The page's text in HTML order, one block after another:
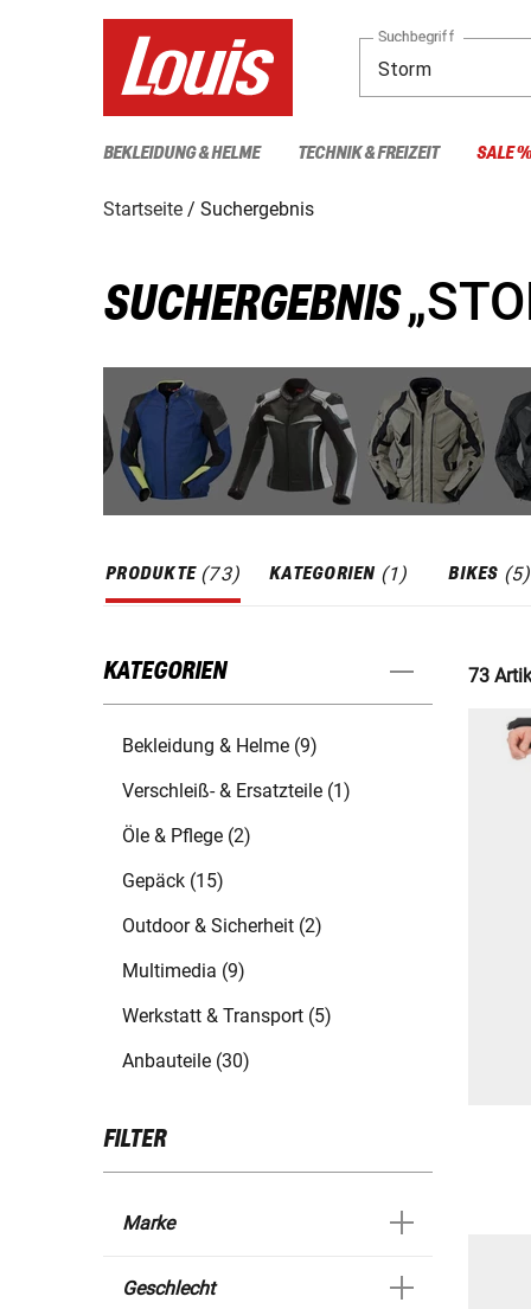
Suchbegriff
BEKLEIDUNG & HELME TECHNIK & FREIZEIT SALE %
Startseite Suchergebnis
SUCHERGEBNIS
PRODUKTE (73) KATEGORIEN (1 ) BIKES (5)
KATEGORIEN
Bekleidung & Helme (9)
Verschleiß- & Ersatzteile (1)
Öle & Pflege (2)
Gepäck (15)
Outdoor & Sicherheit (2)
Multimedia (9)
Werkstatt & Transport (5)
Anbauteile (30)
FILTER
Marke
Geschlecht
73